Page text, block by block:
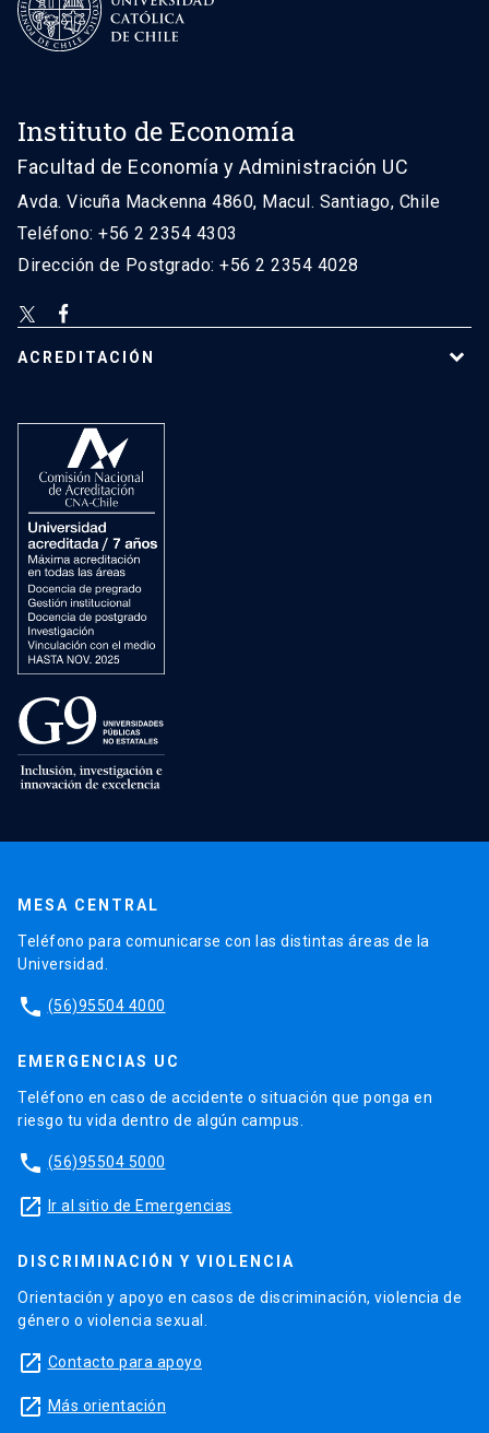
Instituto de Economía
Facultad de Economía y Administración UC
Avda. Vicuña Mackenna 4860, Macul. Santiago, Chile
Teléfono: +56 2 2354 4303
Dirección de Postgrado: +56 2 2354 4028
ACREDITACIÓN
MESA CENTRAL
Teléfono para comunicarse con las distintas áreas de la
Universidad.
phone (56)95504 4000
EMERGENCIAS UC
Teléfono en caso de accidente o situación que ponga en
riesgo tu vida dentro de algún campus.
phone (56)95504 5000
launch Ir al sitio de Emergencias
DISCRIMINACIÓN Y VIOLENCIA
Orientación y apoyo en casos de discriminación, violencia de
género o violencia sexual.
launch Contacto para apoyo
launch Más orientación